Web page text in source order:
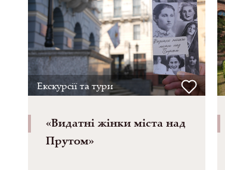
Екскурсії та тури
«Видатні жінки міста над
Прутом»